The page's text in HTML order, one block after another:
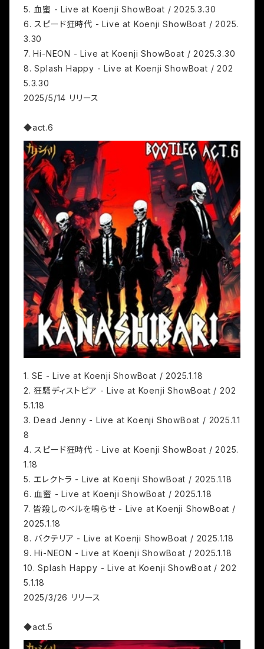
5. 血蜜 - Live at Koenji ShowBoat / 2025.3.30
6. スピード狂時代 - Live at Koenji ShowBoat / 2025.
3.30
7. Hi-NEON - Live at Koenji ShowBoat / 2025.3.30
8. Splash Happy - Live at Koenji ShowBoat / 202
5.3.30
2025/5/14 リリース
◆act.6
1. SE - Live at Koenji ShowBoat / 2025.1.18
2. 狂騒ディストピア - Live at Koenji ShowBoat / 202
5.1.18
3. Dead Jenny - Live at Koenji ShowBoat / 2025.1.1
8
4. スピード狂時代 - Live at Koenji ShowBoat / 2025.
1.18
5. エレクトラ - Live at Koenji ShowBoat / 2025.1.18
6. 血蜜 - Live at Koenji ShowBoat / 2025.1.18
7. 皆殺しのベルを鳴らせ - Live at Koenji ShowBoat /
2025.1.18
8. バクテリア - Live at Koenji ShowBoat / 2025.1.18
9. Hi-NEON - Live at Koenji ShowBoat / 2025.1.18
10. Splash Happy - Live at Koenji ShowBoat / 202
5.1.18
2025/3/26 リリース
◆act.5